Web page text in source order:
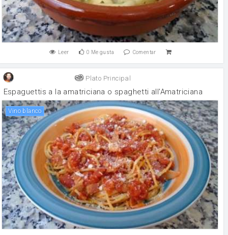
Leer 0 Me gusta Comentar
Plato Principal
Espaguettis a la amatriciana o spaghetti all'Amatriciana
vino blanco